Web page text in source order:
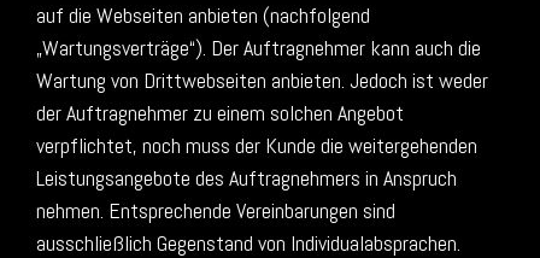
auf die Webseiten anbieten (nachfolgend
„Wartungsverträge“). Der Auftragnehmer kann auch die
Wartung von Drittwebseiten anbieten. Jedoch ist weder
der Auftragnehmer zu einem solchen Angebot
verpflichtet, noch muss der Kunde die weitergehenden
Leistungsangebote des Auftragnehmers in Anspruch
nehmen. Entsprechende Vereinbarungen sind
ausschließlich Gegenstand von Individualabsprachen.